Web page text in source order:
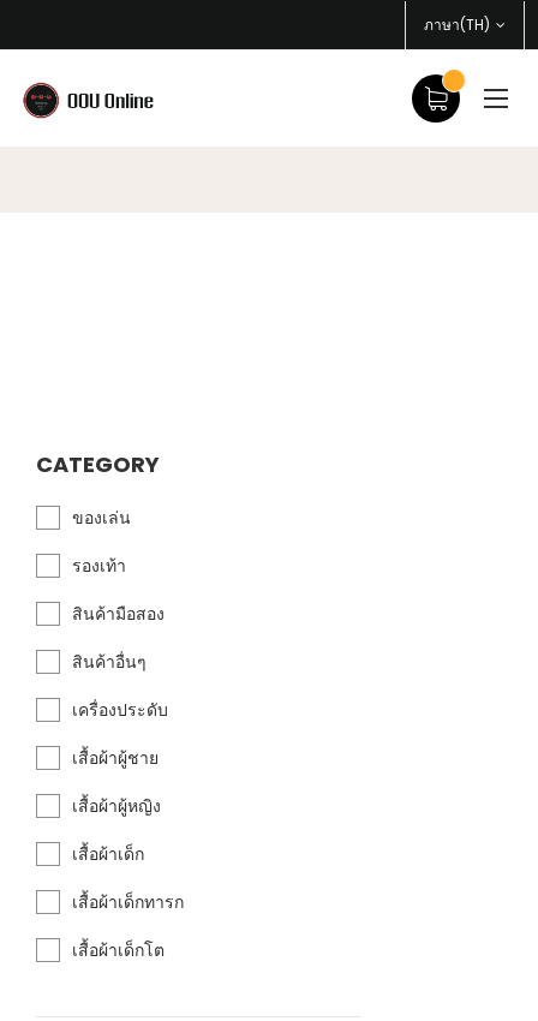
ภาษา(TH)
CATEGORY
ของเล่น
รองเท้า
สินค้ามือสอง
สินค้าอื่นๆ
เครื่องประดับ
เสื้อผ้าผู้ชาย
เสื้อผ้าผู้หญิง
เสื้อผ้าเด็ก
เสื้อผ้าเด็กทารก
เสื้อผ้าเด็กโต